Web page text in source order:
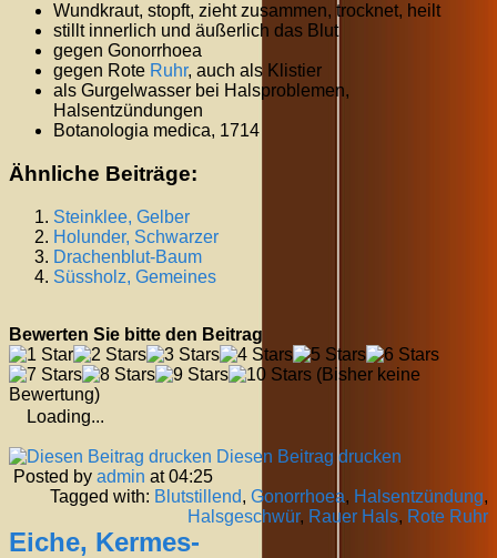
Wundkraut, stopft, zieht zusammen, trocknet, heilt
stillt innerlich und äußerlich das Blut
gegen Gonorrhoea
gegen Rote Ruhr, auch als Klistier
als Gurgelwasser bei Halsproblemen,
Halsentzündungen
Botanologia medica, 1714
Ähnliche Beiträge:
Steinklee, Gelber
Holunder, Schwarzer
Drachenblut-Baum
Süssholz, Gemeines
Bewerten Sie bitte den Beitrag
(Bisher keine
Bewertung)
Loading...
Diesen Beitrag drucken
Posted by admin at 04:25
Tagged with: Blutstillend, Gonorrhoea, Halsentzündung,
Halsgeschwür, Rauer Hals, Rote Ruhr
Eiche, Kermes-